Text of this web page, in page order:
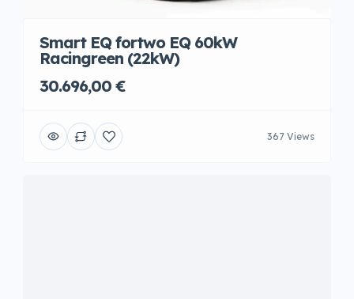
Smart EQ fortwo EQ 60kW
Racingreen (22kW)
30.696,00 €
367 Views